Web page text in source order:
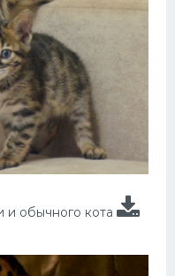
и обычного кота